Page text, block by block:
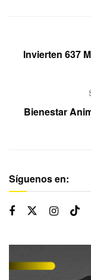
Invierten 637
Bienestar
Síguenos en: